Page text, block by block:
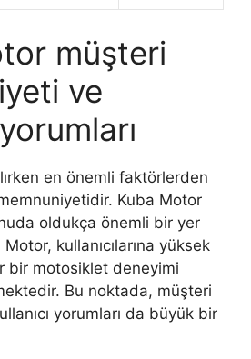
müşteri
ve
en önemli faktörlerden
memnuniyetidir. Kuba Motor
oldukça önemli bir yer
kullanıcılarına yüksek
bir motosiklet deneyimi
Bu noktada, müşteri
yorumları da büyük bir